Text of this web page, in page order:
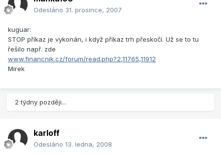
Odesláno 31. prosince, 2007
kuguar:
STOP příkaz je vykonán, i když příkaz trh přeskočí. Už se to tu
řešilo např. zde
www.financnik.cz/forum/read.php?2,11765,11912
Mirek
2 týdny později...
karloff
Odesláno 13. ledna, 2008